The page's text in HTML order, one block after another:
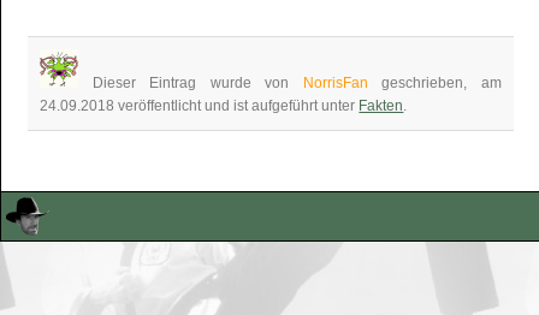
Dieser Eintrag wurde von NorrisFan geschrieben, am
24.09.2018 veröffentlicht und ist aufgeführt unter Fakten.